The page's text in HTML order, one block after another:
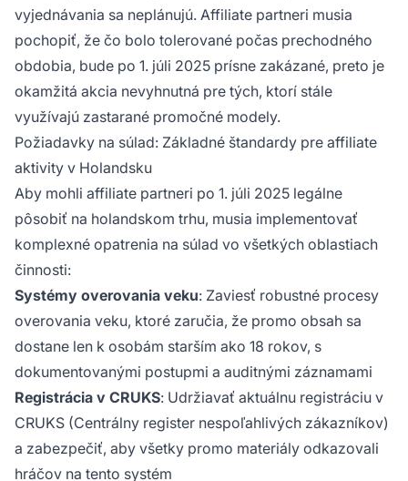
vyjednávania sa neplánujú. Affiliate partneri musia
pochopiť, že čo bolo tolerované počas prechodného
obdobia, bude po 1. júli 2025 prísne zakázané, preto je
okamžitá akcia nevyhnutná pre tých, ktorí stále
využívajú zastarané promočné modely.
Požiadavky na súlad: Základné štandardy pre affiliate
aktivity v Holandsku
Aby mohli affiliate partneri po 1. júli 2025 legálne
pôsobiť na holandskom trhu, musia implementovať
komplexné opatrenia na súlad vo všetkých oblastiach
činnosti:
Systémy overovania veku: Zaviesť robustné procesy
overovania veku, ktoré zaručia, že promo obsah sa
dostane len k osobám starším ako 18 rokov, s
dokumentovanými postupmi a auditnými záznamami
Registrácia v CRUKS: Udržiavať aktuálnu registráciu v
CRUKS (Centrálny register nespoľahlivých zákazníkov)
a zabezpečiť, aby všetky promo materiály odkazovali
hráčov na tento systém